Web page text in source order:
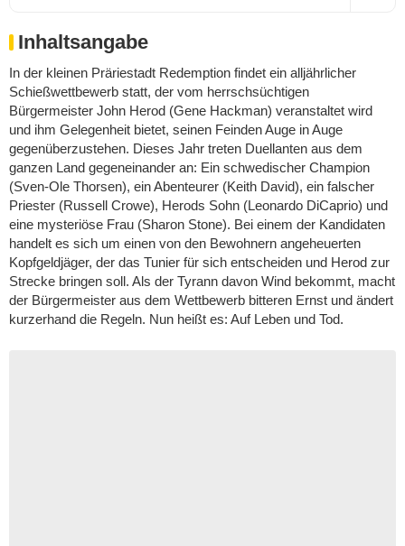
Inhaltsangabe
In der kleinen Präriestadt Redemption findet ein alljährlicher
Schießwettbewerb statt, der vom herrschsüchtigen
Bürgermeister John Herod (Gene Hackman) veranstaltet wird
und ihm Gelegenheit bietet, seinen Feinden Auge in Auge
gegenüberzustehen. Dieses Jahr treten Duellanten aus dem
ganzen Land gegeneinander an: Ein schwedischer Champion
(Sven-Ole Thorsen), ein Abenteurer (Keith David), ein falscher
Priester (Russell Crowe), Herods Sohn (Leonardo DiCaprio) und
eine mysteriöse Frau (Sharon Stone). Bei einem der Kandidaten
handelt es sich um einen von den Bewohnern angeheuerten
Kopfgeldjäger, der das Tunier für sich entscheiden und Herod zur
Strecke bringen soll. Als der Tyrann davon Wind bekommt, macht
der Bürgermeister aus dem Wettbewerb bitteren Ernst und ändert
kurzerhand die Regeln. Nun heißt es: Auf Leben und Tod.